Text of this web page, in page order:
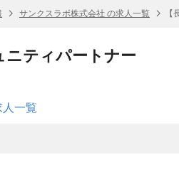
サンクスラボ株式会社 の求人一覧
ニティパートナー
一覧